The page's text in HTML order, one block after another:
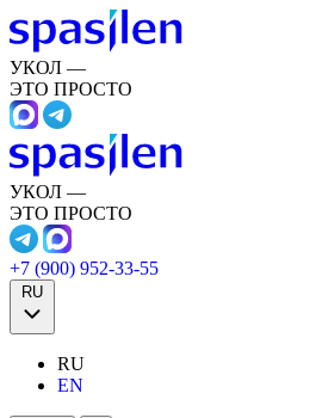
УКОЛ —
ЭТО ПРОСТО
УКОЛ —
ЭТО ПРОСТО
+7 (900) 952-33-55
RU
RU
EN